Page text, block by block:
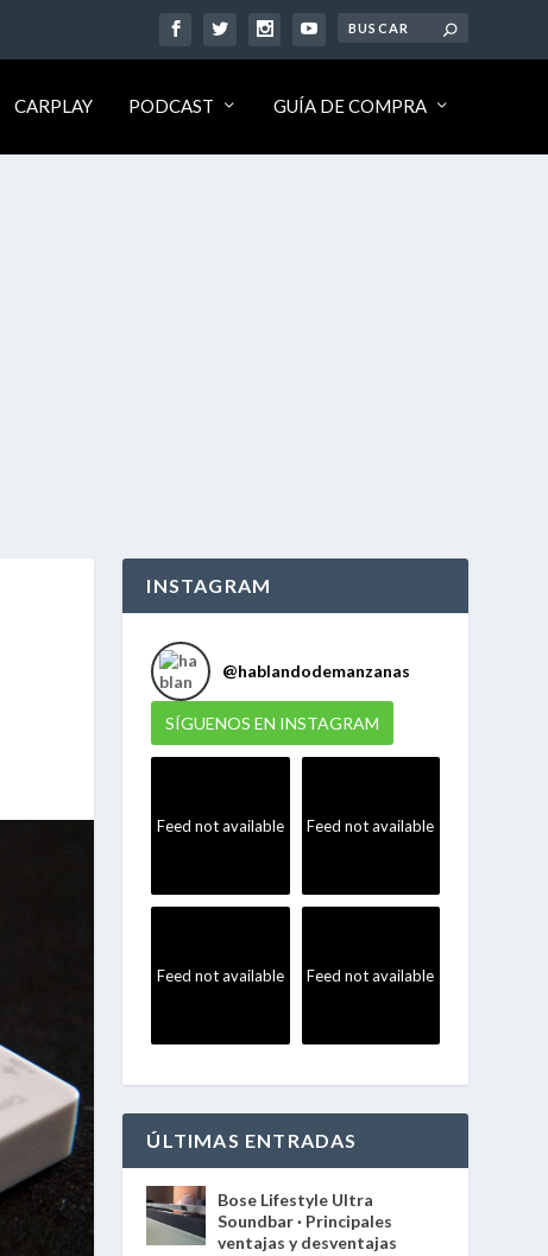
CARPLAY PODCAST GUÍA DE COMPRA
INSTAGRAM
@hablandodemanzanas
SÍGUENOS EN INSTAGRAM
Feed not available Feed not available
Feed not available Feed not available
ÚLTIMAS ENTRADAS
Bose Lifestyle Ultra
Soundbar · Principales
ventajas y desventajas